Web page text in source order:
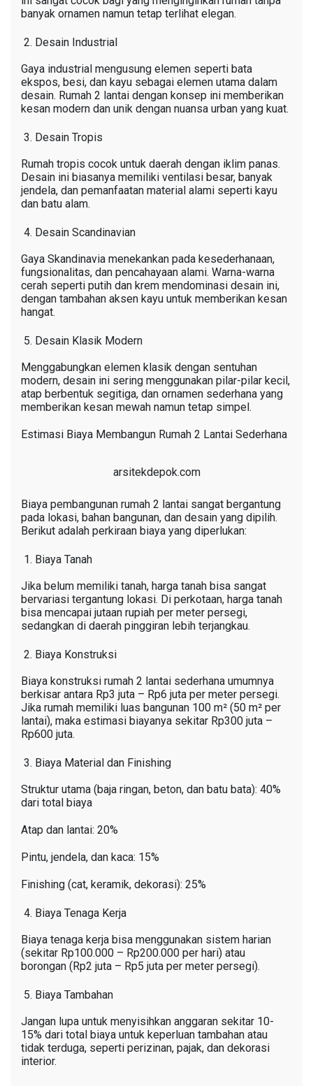
banyak ornamen namun tetap terlihat elegan.
Desain Industrial
Gaya industrial mengusung elemen seperti bata
ekspos, besi, dan kayu sebagai elemen utama dalam
desain. Rumah 2 lantai dengan konsep ini memberikan
kesan modern dan unik dengan nuansa urban yang kuat.
Desain Tropis
Rumah tropis cocok untuk daerah dengan iklim panas.
Desain ini biasanya memiliki ventilasi besar, banyak
jendela, dan pemanfaatan material alami seperti kayu
dan batu alam.
Desain Scandinavian
Gaya Skandinavia menekankan pada kesederhanaan,
fungsionalitas, dan pencahayaan alami. Warna-warna
cerah seperti putih dan krem mendominasi desain ini,
dengan tambahan aksen kayu untuk memberikan kesan
hangat.
Desain Klasik Modern
Menggabungkan elemen klasik dengan sentuhan
modern, desain ini sering menggunakan pilar-pilar kecil,
atap berbentuk segitiga, dan ornamen sederhana yang
memberikan kesan mewah namun tetap simpel.
Estimasi Biaya Membangun Rumah 2 Lantai Sederhana
arsitekdepok.com
Biaya pembangunan rumah 2 lantai sangat bergantung
pada lokasi, bahan bangunan, dan desain yang dipilih.
Berikut adalah perkiraan biaya yang diperlukan:
Biaya Tanah
Jika belum memiliki tanah, harga tanah bisa sangat
bervariasi tergantung lokasi. Di perkotaan, harga tanah
bisa mencapai jutaan rupiah per meter persegi,
sedangkan di daerah pinggiran lebih terjangkau.
Biaya Konstruksi
Biaya konstruksi rumah 2 lantai sederhana umumnya
berkisar antara Rp3 juta – Rp6 juta per meter persegi.
Jika rumah memiliki luas bangunan 100 m² (50 m² per
lantai), maka estimasi biayanya sekitar Rp300 juta –
Rp600 juta.
Biaya Material dan Finishing
Struktur utama (baja ringan, beton, dan batu bata): 40%
dari total biaya
Atap dan lantai: 20%
Pintu, jendela, dan kaca: 15%
Finishing (cat, keramik, dekorasi): 25%
Biaya Tenaga Kerja
Biaya tenaga kerja bisa menggunakan sistem harian
(sekitar Rp100.000 – Rp200.000 per hari) atau
borongan (Rp2 juta – Rp5 juta per meter persegi).
Biaya Tambahan
Jangan lupa untuk menyisihkan anggaran sekitar 10-
15% dari total biaya untuk keperluan tambahan atau
tidak terduga, seperti perizinan, pajak, dan dekorasi
interior.